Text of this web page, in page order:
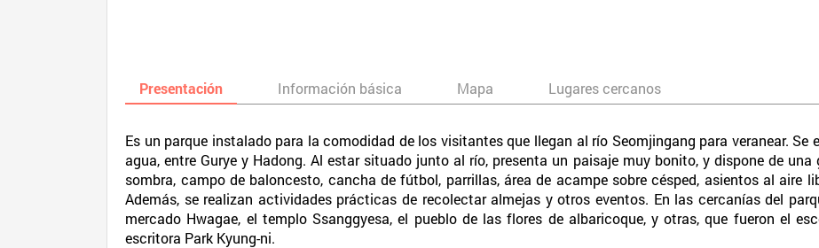
Presentación Información básica Mapa Lugares cercanos
Es un parque instalado para la comodidad de los visitantes que llegan al río Seomjingang para veranear.
agua, entre Gurye y Hadong. Al estar situado junto al río, presenta un paisaje muy bonito, y dispone de
sombra, campo de baloncesto, cancha de fútbol, parrillas, área de acampe sobre césped, asientos al aire
Además, se realizan actividades prácticas de recolectar almejas y otros eventos. En las cercanías del
mercado Hwagae, el templo Ssanggyesa, el pueblo de las flores de albaricoque, y otras, que fueron el
escritora Park Kyung-ni.